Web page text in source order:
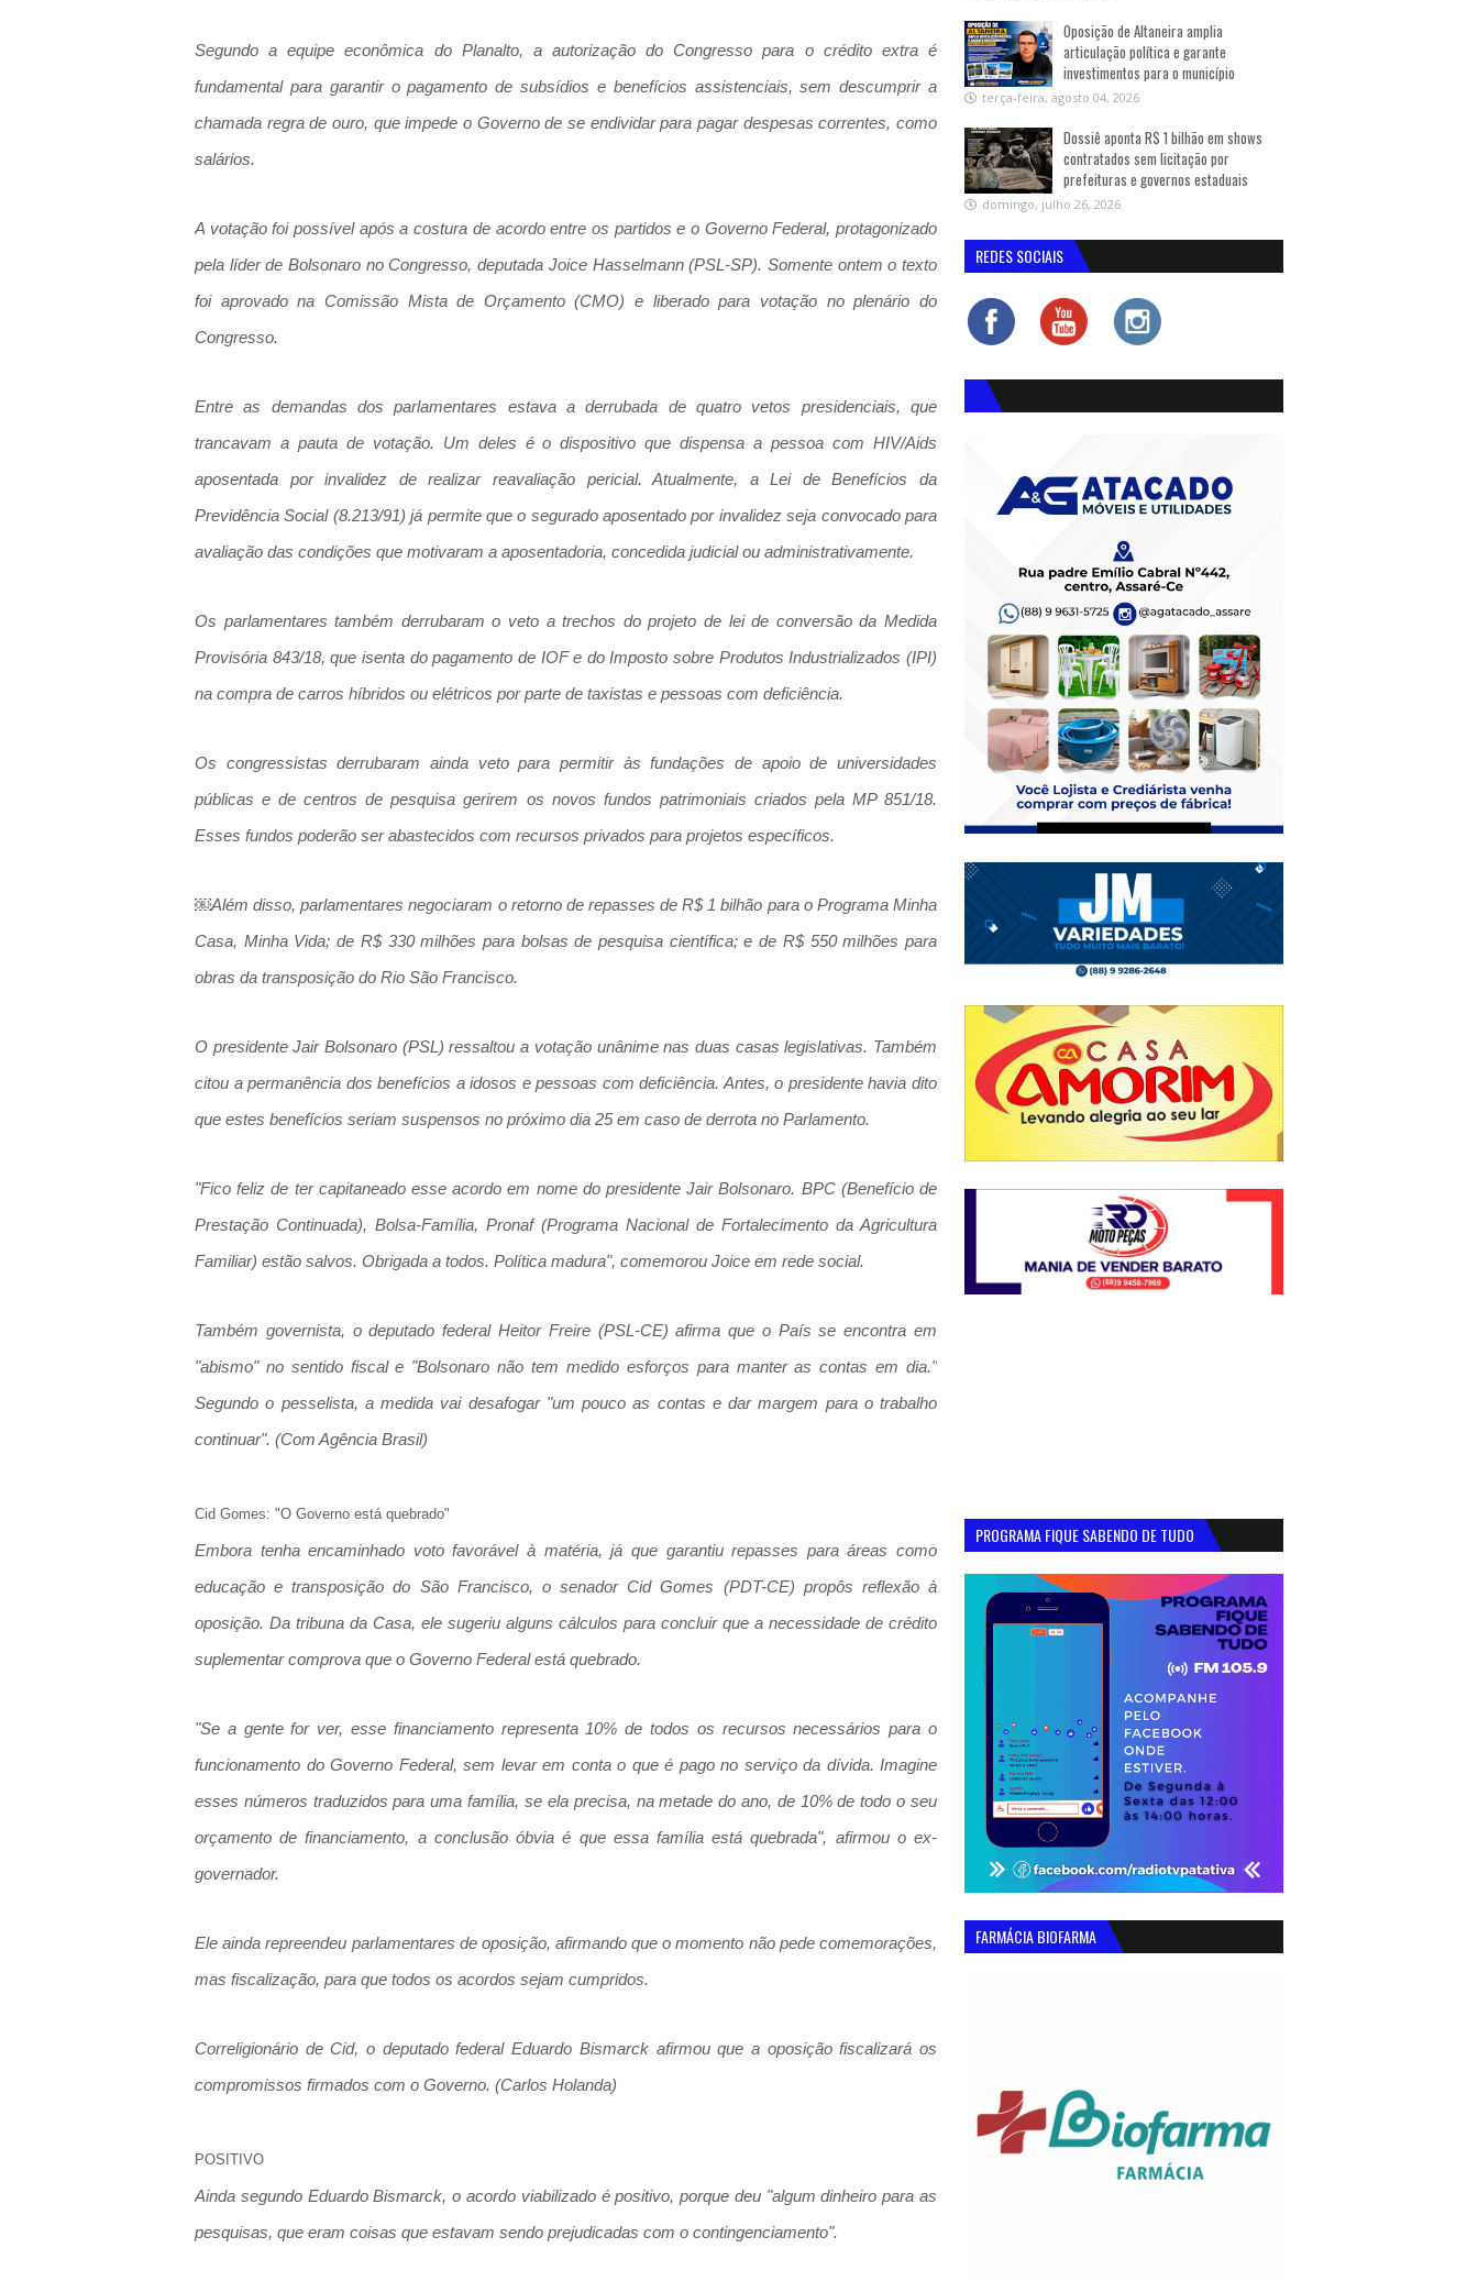
Segundo a equipe econômica do Planalto, a autorização do Congresso para o crédito extra é
fundamental para garantir o pagamento de subsídios e benefícios assistenciais, sem descumprir a
chamada regra de ouro, que impede o Governo de se endividar para pagar despesas correntes, como
salários.
A votação foi possível após a costura de acordo entre os partidos e o Governo Federal, protagonizado
pela líder de Bolsonaro no Congresso, deputada Joice Hasselmann (PSL-SP). Somente ontem o texto
foi aprovado na Comissão Mista de Orçamento (CMO) e liberado para votação no plenário do
Congresso.
Entre as demandas dos parlamentares estava a derrubada de quatro vetos presidenciais, que
trancavam a pauta de votação. Um deles é o dispositivo que dispensa a pessoa com HIV/Aids
aposentada por invalidez de realizar reavaliação pericial. Atualmente, a Lei de Benefícios da
Previdência Social (8.213/91) já permite que o segurado aposentado por invalidez seja convocado para
avaliação das condições que motivaram a aposentadoria, concedida judicial ou administrativamente.
Os parlamentares também derrubaram o veto a trechos do projeto de lei de conversão da Medida
Provisória 843/18, que isenta do pagamento de IOF e do Imposto sobre Produtos Industrializados (IPI)
na compra de carros híbridos ou elétricos por parte de taxistas e pessoas com deficiência.
Os congressistas derrubaram ainda veto para permitir às fundações de apoio de universidades
públicas e de centros de pesquisa gerirem os novos fundos patrimoniais criados pela MP 851/18.
Esses fundos poderão ser abastecidos com recursos privados para projetos específicos.
￼Além disso, parlamentares negociaram o retorno de repasses de R$ 1 bilhão para o Programa Minha
Casa, Minha Vida; de R$ 330 milhões para bolsas de pesquisa científica; e de R$ 550 milhões para
obras da transposição do Rio São Francisco.
O presidente Jair Bolsonaro (PSL) ressaltou a votação unânime nas duas casas legislativas. Também
citou a permanência dos benefícios a idosos e pessoas com deficiência. Antes, o presidente havia dito
que estes benefícios seriam suspensos no próximo dia 25 em caso de derrota no Parlamento.
"Fico feliz de ter capitaneado esse acordo em nome do presidente Jair Bolsonaro. BPC (Benefício de
Prestação Continuada), Bolsa-Família, Pronaf (Programa Nacional de Fortalecimento da Agricultura
Familiar) estão salvos. Obrigada a todos. Política madura", comemorou Joice em rede social.
Também governista, o deputado federal Heitor Freire (PSL-CE) afirma que o País se encontra em
"abismo" no sentido fiscal e "Bolsonaro não tem medido esforços para manter as contas em dia."
Segundo o pesselista, a medida vai desafogar "um pouco as contas e dar margem para o trabalho
continuar". (Com Agência Brasil)
Cid Gomes: "O Governo está quebrado"
Embora tenha encaminhado voto favorável à matéria, já que garantiu repasses para áreas como
educação e transposição do São Francisco, o senador Cid Gomes (PDT-CE) propôs reflexão à
oposição. Da tribuna da Casa, ele sugeriu alguns cálculos para concluir que a necessidade de crédito
suplementar comprova que o Governo Federal está quebrado.
"Se a gente for ver, esse financiamento representa 10% de todos os recursos necessários para o
funcionamento do Governo Federal, sem levar em conta o que é pago no serviço da dívida. Imagine
esses números traduzidos para uma família, se ela precisa, na metade do ano, de 10% de todo o seu
orçamento de financiamento, a conclusão óbvia é que essa família está quebrada", afirmou o ex-
governador.
Ele ainda repreendeu parlamentares de oposição, afirmando que o momento não pede comemorações,
mas fiscalização, para que todos os acordos sejam cumpridos.
Correligionário de Cid, o deputado federal Eduardo Bismarck afirmou que a oposição fiscalizará os
compromissos firmados com o Governo. (Carlos Holanda)
POSITIVO
Ainda segundo Eduardo Bismarck, o acordo viabilizado é positivo, porque deu "algum dinheiro para as
pesquisas, que eram coisas que estavam sendo prejudicadas com o contingenciamento".
Oposição de Altaneira amplia
articulação política e garante
investimentos para o município
terça-feira, agosto 04, 2026
Dossiê aponta R$ 1 bilhão em shows
contratados sem licitação por
prefeituras e governos estaduais
domingo, julho 26, 2026
REDES SOCIAIS
PROGRAMA FIQUE SABENDO DE TUDO
FARMÁCIA BIOFARMA